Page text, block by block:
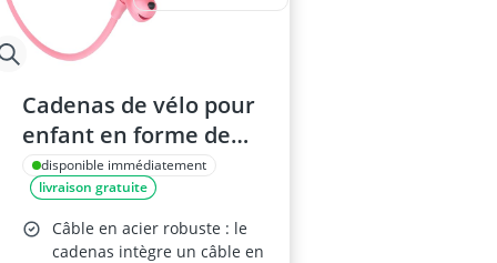
Cadenas de vélo pour
enfant en forme de
biscuit, câble en acier
épais, protection en
silicone, 2 clés, rose
disponible immédiatement
livraison gratuite
Câble en acier robuste : le
cadenas intègre un câble en